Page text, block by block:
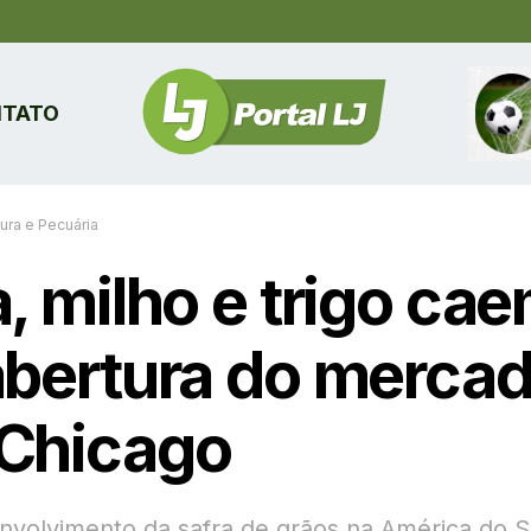
e Pecuária
milho e trigo
do